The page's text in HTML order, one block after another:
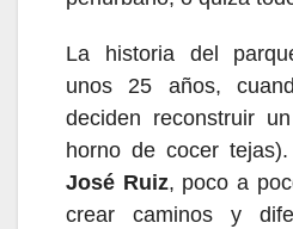
La historia del
unos 25 años,
deciden reconstruir
horno de cocer
José Ruiz, poco a
crear caminos y